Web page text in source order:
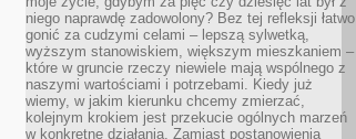
niego naprawdę zadowolony? Bez tej refleksji łatwo
gonić za cudzymi celami – lepszą sylwetką,
wyższym stanowiskiem, większym mieszkaniem –
które w gruncie rzeczy niewiele mają wspólnego z
naszymi wartościami i potrzebami. Kiedy już
wiemy, w jakim kierunku chcemy zmierzać,
kolejnym krokiem jest przekucie ogólnych marzeń
w konkretne działania. Zamiast postanowienia